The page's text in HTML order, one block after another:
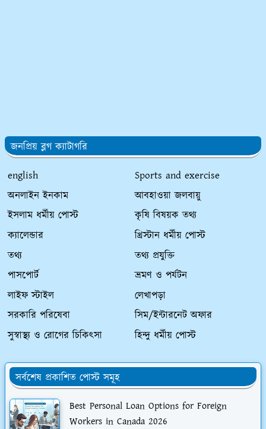
জনপ্রিয় ব্লগ ক্যাটাগরি
english
Sports and exercise
অনলাইন ইনকাম
আবহাওয়া জলবায়ু
ইসলাম ধর্মীয় পোস্ট
কৃষি বিষয়ক তথ্য
ক্যালেন্ডার
খ্রিস্টান ধর্মীয় পোস্ট
তথ্য
তথ্য প্রযুক্তি
পাসপোর্ট
ভ্রমণ ও পর্যটন
লাইফ স্টাইল
লেখাপড়া
সরকারি পরিষেবা
সিম/ইন্টারনেট অফার
সুস্বাস্থ্য ও রোগের চিকিৎসা
হিন্দু ধর্মীয় পোস্ট
সর্বশেষ প্রকাশিত পোস্ট সমূহ
Best Personal Loan Options for Foreign
Workers in Canada 2026